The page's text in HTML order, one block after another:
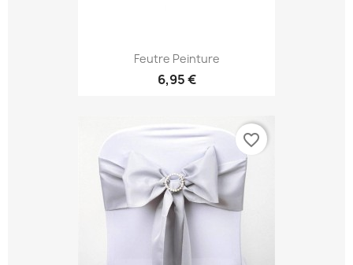
Feutre Peinture
6,95 €
favorite_border